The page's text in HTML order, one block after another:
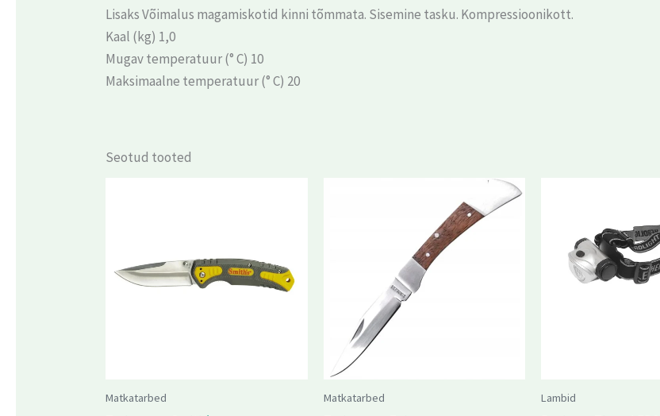
Lisaks Võimalus magamiskotid kinni tõmmata. Sisemine tasku. Kompressioonikott.
Kaal (kg) 1,0
Mugav temperatuur (° C) 10
Maksimaalne temperatuur (° C) 20
Seotud tooted
Matkatarbed Matkatarbed Lambid